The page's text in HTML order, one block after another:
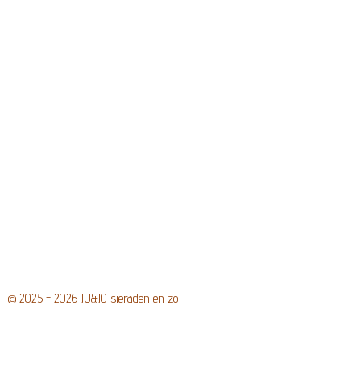
© 2025 - 2026 JU&JO sieraden en zo